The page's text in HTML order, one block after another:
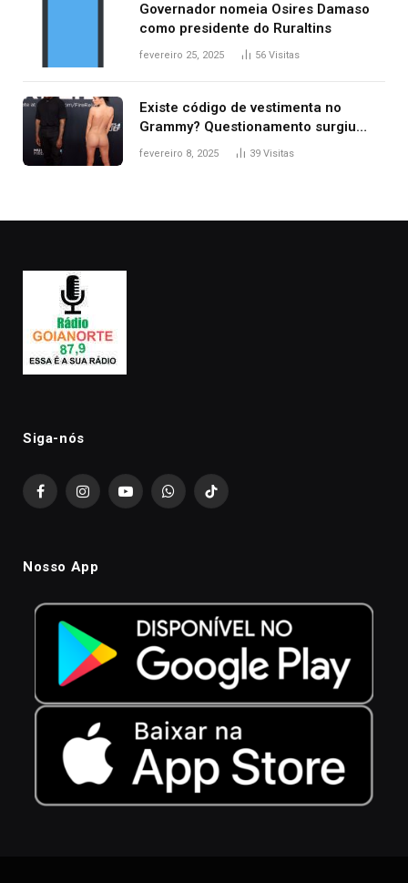
Governador nomeia Osires Damaso
como presidente do Ruraltins
fevereiro 25, 2025 56 Visitas
Existe código de vestimenta no
Grammy? Questionamento surgiu
após Bianca Censori, mulher de
fevereiro 8, 2025 39 Visitas
Siga-nós
FacebookInstagramYouTubeWhatsAppTikTok
Nosso App